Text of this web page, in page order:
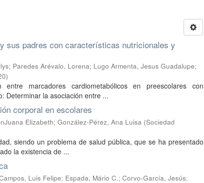
sus padres con características nutricionales y
; Paredes Arévalo, Lorena; Lugo Armenta, Jesus Guadalupe;
)
marcadores cardiometabólicos en preescolares con
Determinar la asociación entre ...
corporal en escolares
Elizabeth; González-Pérez, Ana Luisa (Sociedad
siendo un problema de salud pública, que se ha presentado
la existencia de ...
Luis Felipe; Espada, Mário C.; Corvo-García, Jesús;